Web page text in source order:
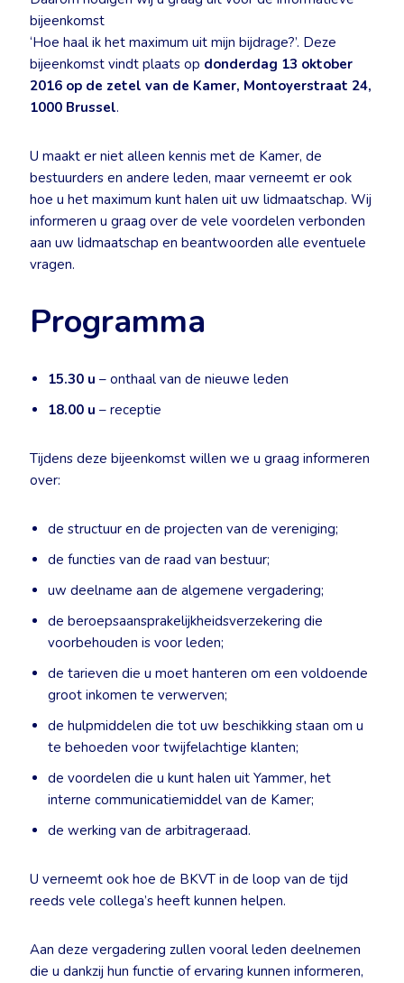
bijeenkomst
‘Hoe haal ik het maximum uit mijn bijdrage?’. Deze
bijeenkomst vindt plaats op donderdag 13 oktober
2016 op de zetel van de Kamer, Montoyerstraat 24,
1000 Brussel.
U maakt er niet alleen kennis met de Kamer, de
bestuurders en andere leden, maar verneemt er ook
hoe u het maximum kunt halen uit uw lidmaatschap. Wij
informeren u graag over de vele voordelen verbonden
aan uw lidmaatschap en beantwoorden alle eventuele
vragen.
Programma
15.30 u – onthaal van de nieuwe leden
18.00 u – receptie
Tijdens deze bijeenkomst willen we u graag informeren
over:
de structuur en de projecten van de vereniging;
de functies van de raad van bestuur;
uw deelname aan de algemene vergadering;
de beroepsaansprakelijkheidsverzekering die
voorbehouden is voor leden;
de tarieven die u moet hanteren om een voldoende
groot inkomen te verwerven;
de hulpmiddelen die tot uw beschikking staan om u
te behoeden voor twijfelachtige klanten;
de voordelen die u kunt halen uit Yammer, het
interne communicatiemiddel van de Kamer;
de werking van de arbitrageraad.
U verneemt ook hoe de BKVT in de loop van de tijd
reeds vele collega’s heeft kunnen helpen.
Aan deze vergadering zullen vooral leden deelnemen
die u dankzij hun functie of ervaring kunnen informeren,